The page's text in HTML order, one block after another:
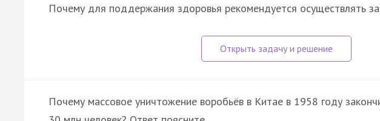
Почему для поддержания здоровья рекомендуется осуществлять
Почему массовое уничтожение воробьёв в Китае в 1958 году